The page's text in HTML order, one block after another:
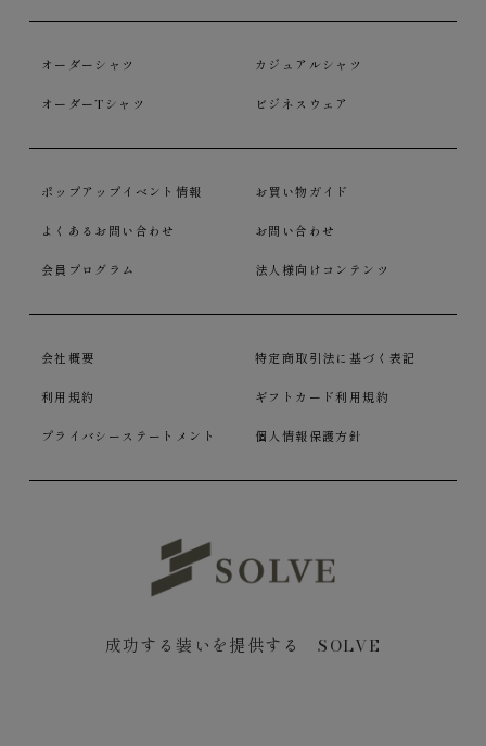
オーダーシャツ カジュアルシャツ
オーダーTシャツ ビジネスウェア
ポップアップイベント情報 お買い物ガイド
よくあるお問い合わせ お問い合わせ
会員プログラム 法人様向けコンテンツ
会社概要 特定商取引法に基づく表記
利用規約 ギフトカード利用規約
プライバシーステートメント 個人情報保護方針
成功する装いを提供する SOLVE